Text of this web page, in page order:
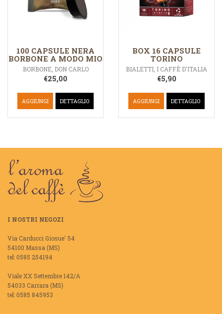
100 CAPSULE NERA
BORBONE A MODO MIO
BORBONE, DON CARLO
€25,00
AGGIUNGI DETTAGLIO
BOX 16 CAPSULE
TORINO
BIALETTI I CAFFÈ D'ITALIA
€5,90
AGGIUNGI DETTAGLIO
I NOSTRI NEGOZI
Via Carducci Giosue' 54
54100 Massa (MS)
tel: 0585 254194
Viale XX Settembre 142/A
54033 Carrara (MS)
tel: 0585 845953